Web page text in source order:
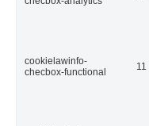
cookielawinfo-
checbox-functional